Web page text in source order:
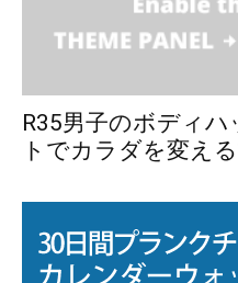
R35男子のボディ
トでカラダを変え